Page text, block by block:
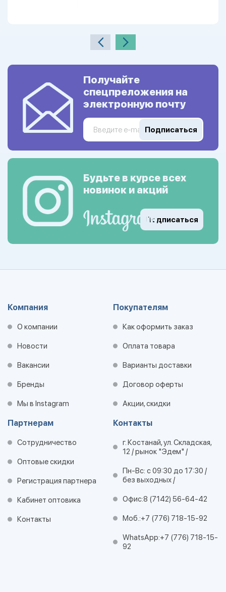
Получайте
спецпреложения на
электронную почту
Подписаться
Будьте в курсе всех
новинок и акций
Подписаться
Компания
О компании
Новости
Вакансии
Бренды
Мы в Instagram
Покупателям
Как оформить заказ
Оплата товара
Варианты доставки
Договор оферты
Акции, скидки
Партнерам
Сотрудничество
Оптовые скидки
Регистрация партнера
Кабинет оптовика
Контакты
Контакты
г. Костанай, ул. Складская,
12 / рынок "Эдем" /
Пн-Вс: с 09:30 до 17:30 /
без выходных /
Офис:8 (7142) 56-64-42
Моб.:+7 (776) 718-15-92
WhatsApp:+7 (776) 718-15-
92